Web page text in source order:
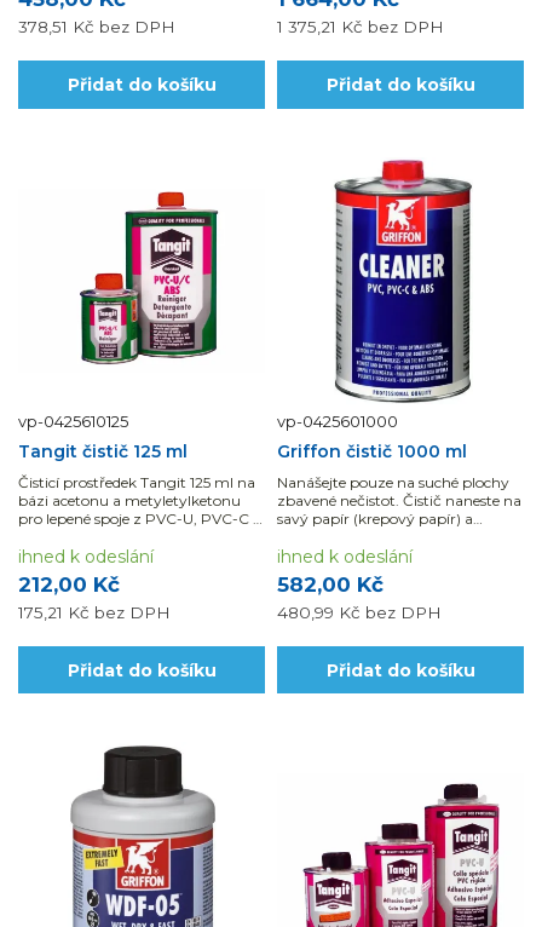
378,51 Kč bez DPH
Přidat do košíku
1 375,21 Kč bez DPH
Přidat do košíku
vp-0425610125
Tangit čistič 125 ml
Čisticí prostředek Tangit 125 ml na
bázi acetonu a metyletylketonu
pro lepené spoje z PVC-U, PVC-C a
212,00 Kč
175,21 Kč bez DPH
ihned k odeslání
Přidat do košíku
vp-0425601000
Griffon čistič 1000 ml
Nanášejte pouze na suché plochy
zbavené nečistot. Čistič naneste na
savý papír (krepový papír) a
582,00 Kč
480,99 Kč bez DPH
ihned k odeslání
Přidat do košíku